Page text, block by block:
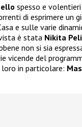
spesso e
di esprimere un
e sulle varie
è stata Nikita
non si sia
vicende del
in particolare: